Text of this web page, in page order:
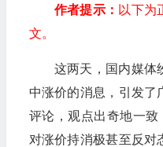
作者提示： 以下为
文。
这两天，国内媒体
中涨价的消息，引发了
评论，观点出奇地一致
对涨价持消极甚至反对